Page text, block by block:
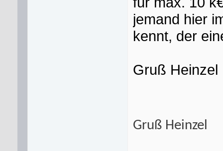
jemand hier
kennt, der
Gruß Heinzel
Gruß Heinzel